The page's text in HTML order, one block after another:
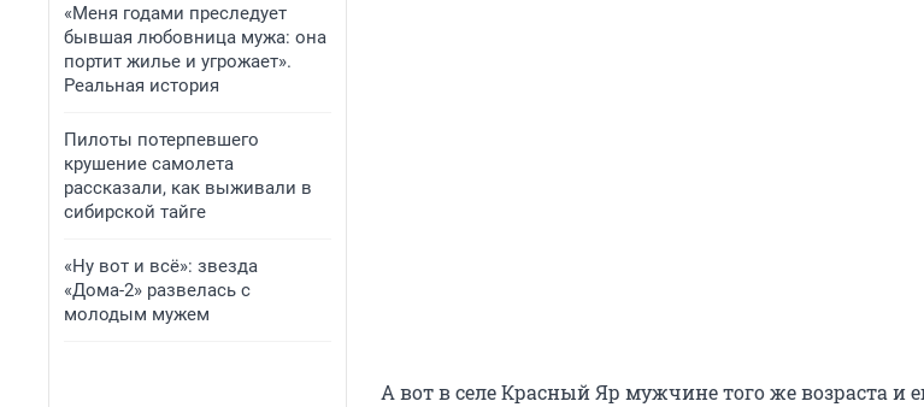
«Меня годами преследует
бывшая любовница мужа: она
портит жилье и угрожает».
Реальная история
Пилоты потерпевшего
крушение самолета
рассказали, как выживали в
сибирской тайге
«Ну вот и всё»: звезда
«Дома-2» развелась с
молодым мужем
А вот в селе Красный Яр мужчине того же возраста и